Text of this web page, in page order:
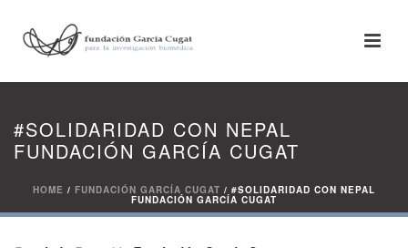
#SOLIDARIDAD CON NEPAL
FUNDACIÓN GARCÍA CUGAT
HOME / FUNDACIÓN GARCÍA CUGAT / #SOLIDARIDAD CON NEPAL
FUNDACIÓN GARCÍA CUGAT